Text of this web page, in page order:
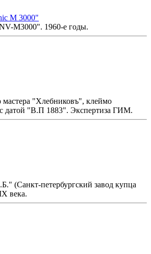
M 3000"
M3000". 1960-е годы.
"Хлебниковъ", клеймо
с датой "В.П 1883". Экспертиза ГИМ.
(Санкт-петербургский завод купца
века.